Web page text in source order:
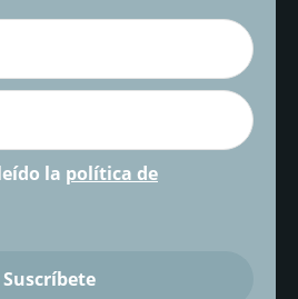
la política de